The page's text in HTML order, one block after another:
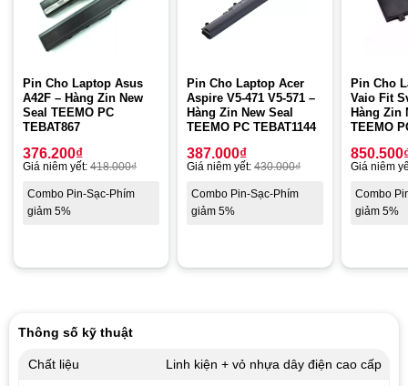
Pin Cho Laptop Asus
A42F – Hàng Zin New
Seal TEEMO PC
TEBAT867
376.200₫
Giá niêm yết: 418.000₫
Combo Pin-Sạc-Phím
giảm 5%
Pin Cho Laptop Acer
Aspire V5-471 V5-571 –
Hàng Zin New Seal
TEEMO PC TEBAT1144
387.000₫
Giá niêm yết: 430.000₫
Combo Pin-Sạc-Phím
giảm 5%
Pin Cho
Vaio Fit
Hàng Zin
TEEMO
850.500
Giá niêm
Combo
giảm 5%
Thông số kỹ thuật
Chất liệu Linh kiện + vỏ nhựa dây điện cao cấp